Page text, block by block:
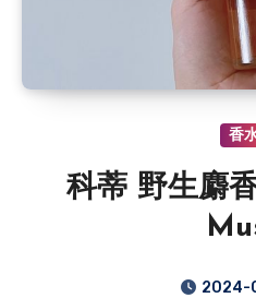
香
科蒂 野生麝
2024-